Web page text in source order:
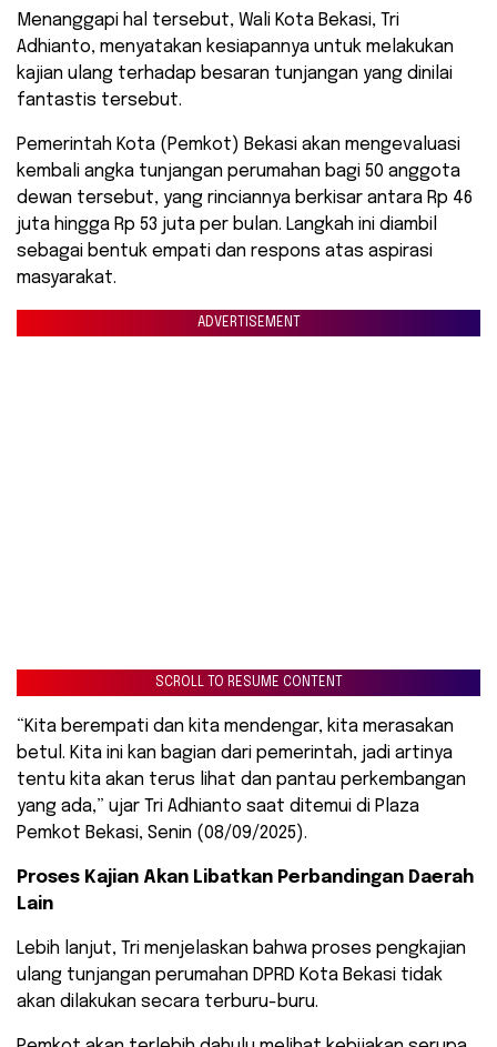
Menanggapi hal tersebut, Wali Kota Bekasi, Tri
Adhianto, menyatakan kesiapannya untuk melakukan
kajian ulang terhadap besaran tunjangan yang dinilai
fantastis tersebut.
Pemerintah Kota (Pemkot) Bekasi akan mengevaluasi
kembali angka tunjangan perumahan bagi 50 anggota
dewan tersebut, yang rinciannya berkisar antara Rp 46
juta hingga Rp 53 juta per bulan. Langkah ini diambil
sebagai bentuk empati dan respons atas aspirasi
masyarakat.
ADVERTISEMENT
SCROLL TO RESUME CONTENT
“Kita berempati dan kita mendengar, kita merasakan
betul. Kita ini kan bagian dari pemerintah, jadi artinya
tentu kita akan terus lihat dan pantau perkembangan
yang ada,” ujar Tri Adhianto saat ditemui di Plaza
Pemkot Bekasi, Senin (08/09/2025).
Proses Kajian Akan Libatkan Perbandingan Daerah
Lain
Lebih lanjut, Tri menjelaskan bahwa proses pengkajian
ulang tunjangan perumahan DPRD Kota Bekasi tidak
akan dilakukan secara terburu-buru.